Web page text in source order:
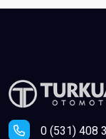
0 (531) 408